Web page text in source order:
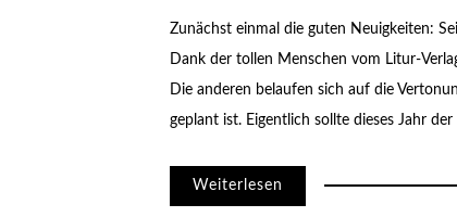
Zunächst einmal die guten Neuigkeiten:
Dank der tollen Menschen vom Litur-
Die anderen belaufen sich auf die
geplant ist. Eigentlich sollte dieses Jahr
Weiterlesen